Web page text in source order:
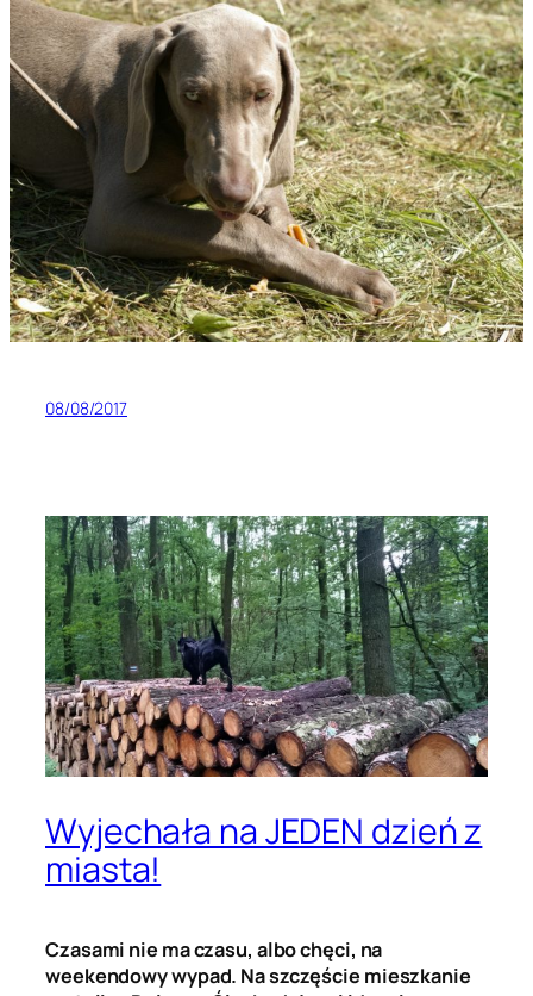
08/08/2017
Wyjechała na JEDEN dzień z
miasta!
Czasami nie ma czasu, albo chęci, na
weekendowy wypad. Na szczęście mieszkanie